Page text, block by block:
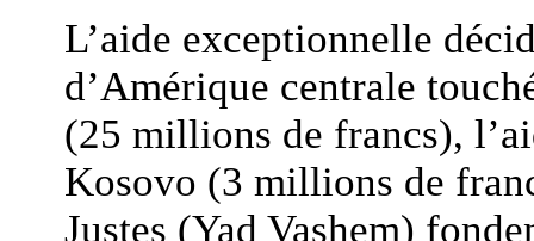
L’aide exceptionnelle
d’Amérique centrale
(25 millions de francs),
Kosovo (3 millions de
Justes (Yad Vashem)